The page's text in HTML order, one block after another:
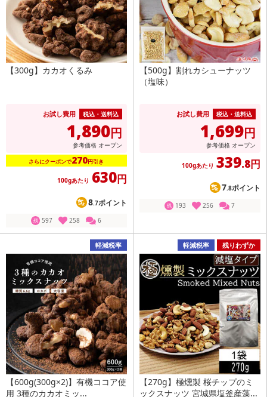
【300g】カカオくるみ
お試し費用 税込・送料込
1,890円
参考価格 オープン
さらにクーポンで270円引き
100gあたり 630円
8.7ポイント
残 597 258 6
【500g】割れカシューナッツ
（塩味）
お試し費用 税込・送料込
1,699円
参考価格 オープン
100gあたり 339.8円
7.8ポイント
残 193 256 7
軽減税率
【600g(300g×2)】有機ココア使
用 3種のカカオミッ...
軽減税率 残りわずか
【270g】極燻製 桜チップのミ
ックスナッツ 宮城県塩釜産藻...